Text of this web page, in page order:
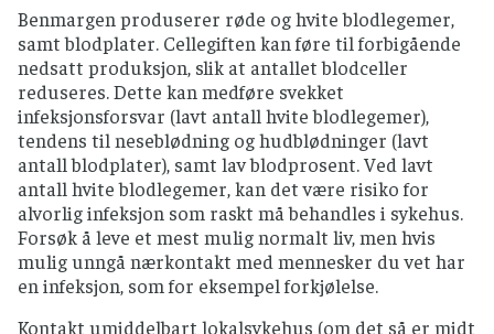
Benmargen produserer røde og hvite blodlegemer,
samt blodplater. Cellegiften kan føre til forbigående
nedsatt produksjon, slik at antallet blodceller
reduseres. Dette kan medføre svekket
infeksjonsforsvar (lavt antall hvite blodlegemer),
tendens til neseblødning og hudblødninger (lavt
antall blodplater), samt lav blodprosent. Ved lavt
antall hvite blodlegemer, kan det være risiko for
alvorlig infeksjon som raskt må behandles i sykehus.
Forsøk å leve et mest mulig normalt liv, men hvis
mulig unngå nærkontakt med mennesker du vet har
en infeksjon, som for eksempel forkjølelse.
Kontakt umiddelbart lokalsykehus (om det så er midt